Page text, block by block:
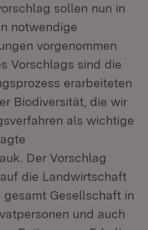
sollen nun in
notwendige
vorgenommen
Vorschlags sind die
erarbeiteten
Biodiversität, die wir
als wichtige
Der Vorschlag
die Landwirtschaft
Gesellschaft in
und auch